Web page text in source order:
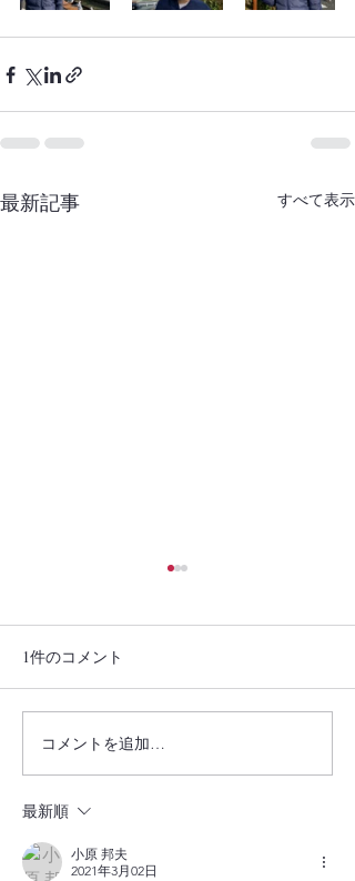
最新記事 すべて表示
ご報告(2025.05.26）
1件のコメント
コメントを追加…
最新順
小原 邦夫
2021年3月02日